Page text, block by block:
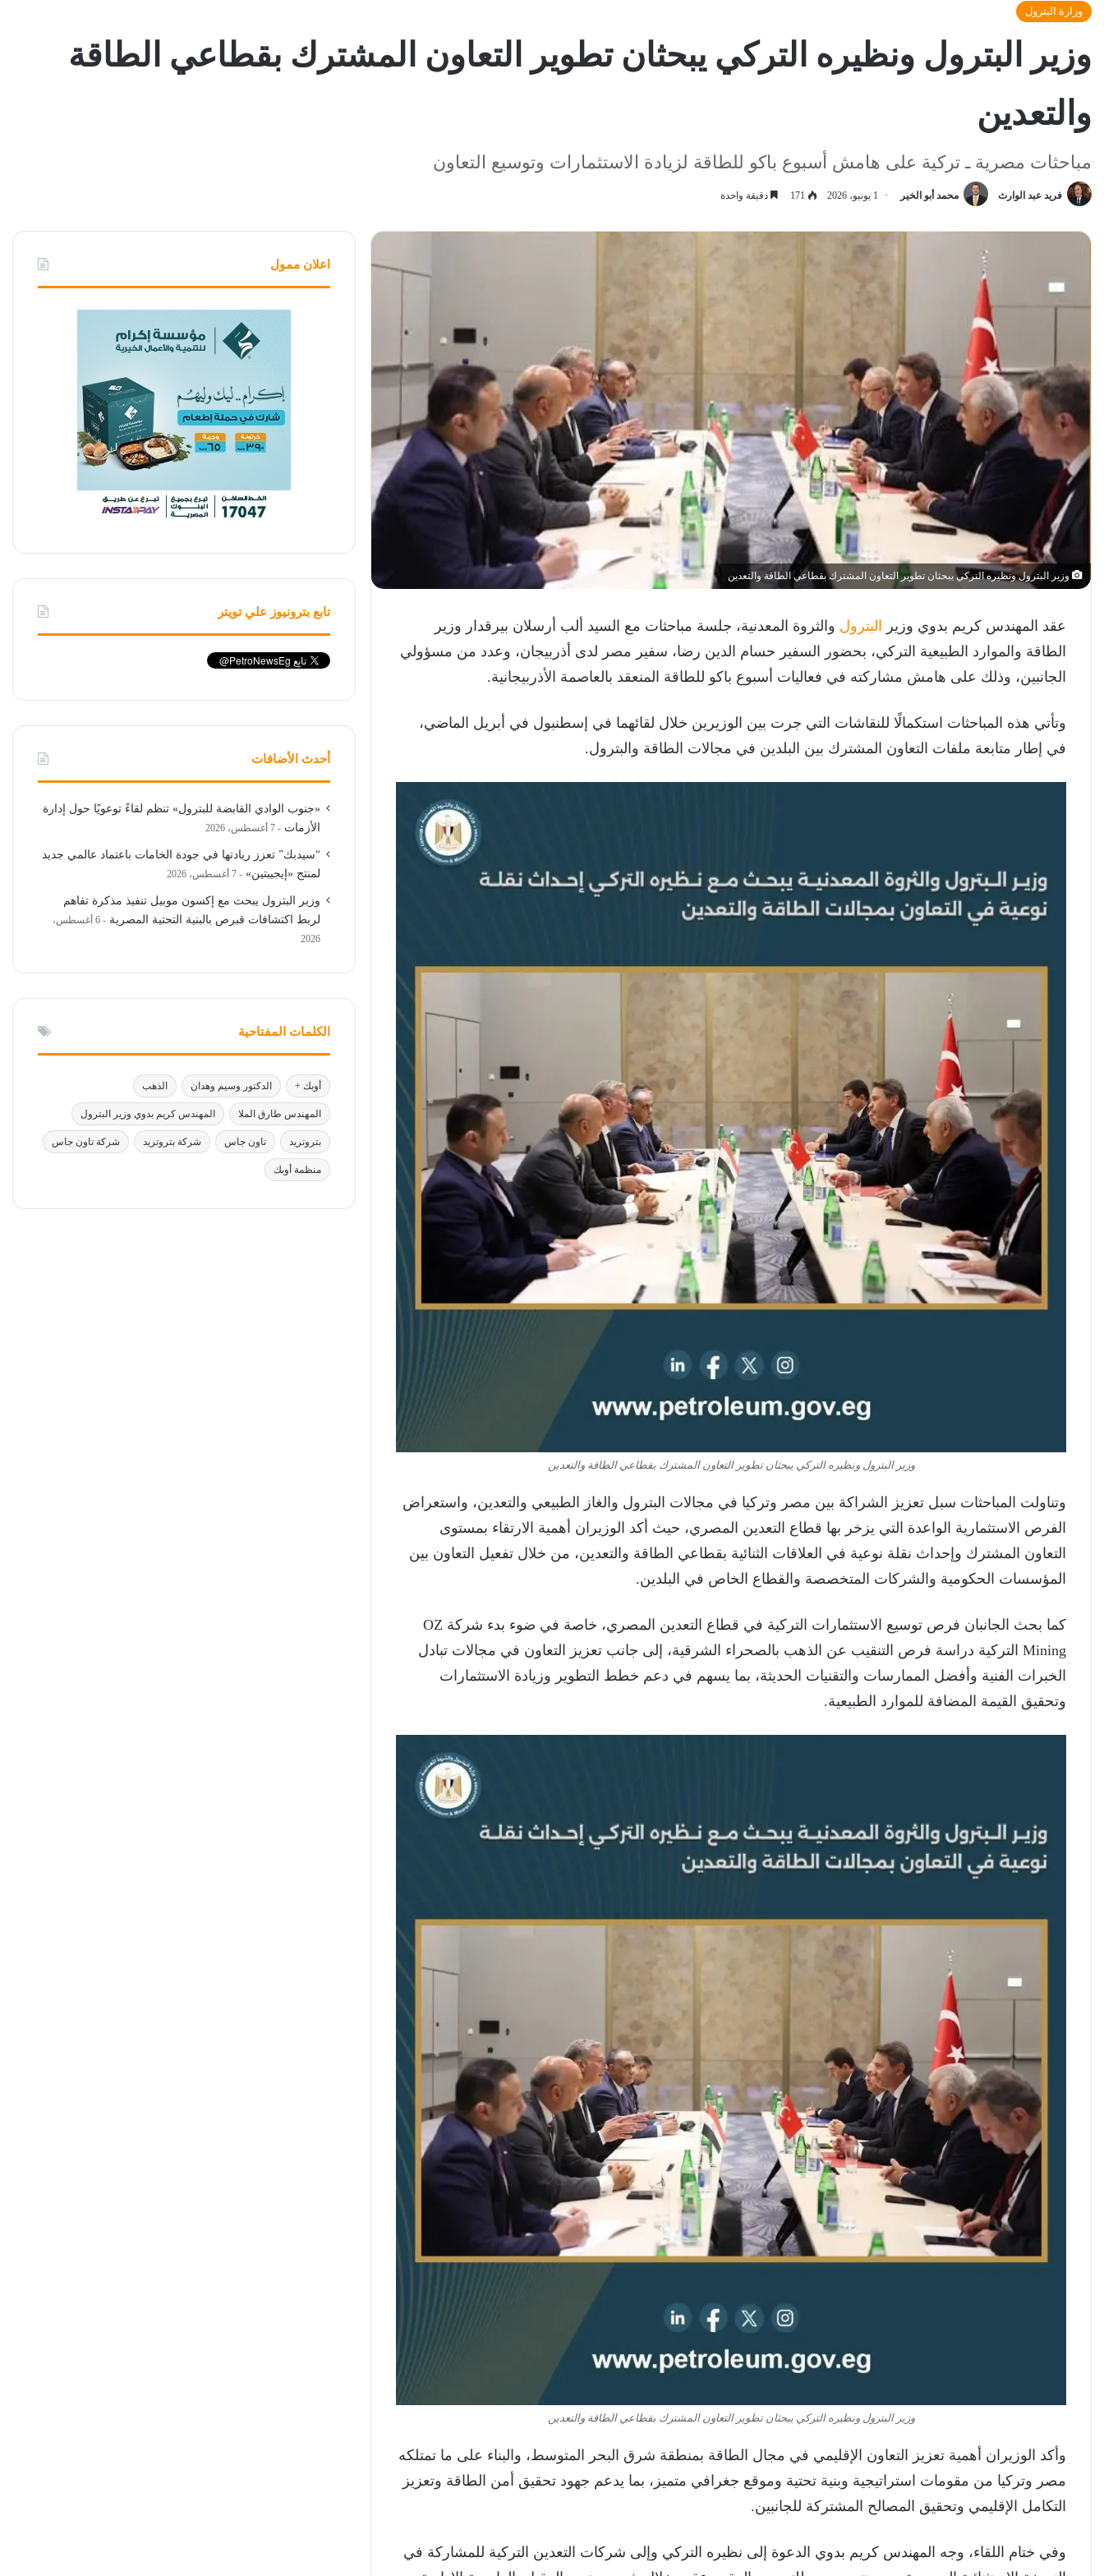
وزارة البترول
وزير البترول ونظيره التركي يبحثان تطوير التعاون المشترك بقطاعي الطاقة
والتعدين
مباحثات مصرية ـ تركية على هامش أسبوع باكو للطاقة لزيادة الاستثمارات وتوسيع التعاون
فريد عبد الوارث محمد أبو الخير 1 يونيو، 2026 171 دقيقة واحدة
وزير البترول ونظيره التركي يبحثان تطوير التعاون المشترك بقطاعي الطاقة والتعدين
عقد المهندس كريم بدوي وزير البترول والثروة المعدنية، جلسة مباحثات مع السيد ألب أرسلان بيرقدار وزير
الطاقة والموارد الطبيعية التركي، بحضور السفير حسام الدين رضا، سفير مصر لدى أذربيجان، وعدد من مسؤولي
الجانبين، وذلك على هامش مشاركته في فعاليات أسبوع باكو للطاقة المنعقد بالعاصمة الأذربيجانية.
وتأتي هذه المباحثات استكمالًا للنقاشات التي جرت بين الوزيرين خلال لقائهما في إسطنبول في أبريل الماضي،
في إطار متابعة ملفات التعاون المشترك بين البلدين في مجالات الطاقة والبترول.
وزير البترول ونظيره التركي يبحثان تطوير التعاون المشترك بقطاعي الطاقة والتعدين
وتناولت المباحثات سبل تعزيز الشراكة بين مصر وتركيا في مجالات البترول والغاز الطبيعي والتعدين، واستعراض
الفرص الاستثمارية الواعدة التي يزخر بها قطاع التعدين المصري، حيث أكد الوزيران أهمية الارتقاء بمستوى
التعاون المشترك وإحداث نقلة نوعية في العلاقات الثنائية بقطاعي الطاقة والتعدين، من خلال تفعيل التعاون بين
المؤسسات الحكومية والشركات المتخصصة والقطاع الخاص في البلدين.
كما بحث الجانبان فرص توسيع الاستثمارات التركية في قطاع التعدين المصري، خاصة في ضوء بدء شركة OZ
Mining التركية دراسة فرص التنقيب عن الذهب بالصحراء الشرقية، إلى جانب تعزيز التعاون في مجالات تبادل
الخبرات الفنية وأفضل الممارسات والتقنيات الحديثة، بما يسهم في دعم خطط التطوير وزيادة الاستثمارات
وتحقيق القيمة المضافة للموارد الطبيعية.
وزير البترول ونظيره التركي يبحثان تطوير التعاون المشترك بقطاعي الطاقة والتعدين
وأكد الوزيران أهمية تعزيز التعاون الإقليمي في مجال الطاقة بمنطقة شرق البحر المتوسط، والبناء على ما تمتلكه
مصر وتركيا من مقومات استراتيجية وبنية تحتية وموقع جغرافي متميز، بما يدعم جهود تحقيق أمن الطاقة وتعزيز
التكامل الإقليمي وتحقيق المصالح المشتركة للجانبين.
وفي ختام اللقاء، وجه المهندس كريم بدوي الدعوة إلى نظيره التركي وإلى شركات التعدين التركية للمشاركة في
اعلان ممول
تابع بترونيوز علي تويتر
أحدث الأضافات
«جنوب الوادي القابضة للبترول» تنظم لقاءً توعويًا حول إدارة
الأزمات
7 أغسطس، 2026
“سيدبك” تعزز ريادتها في جودة الخامات باعتماد عالمي جديد
لمنتج «إيجيبتين»
7 أغسطس، 2026
وزير البترول يبحث مع إكسون موبيل تنفيذ مذكرة تفاهم
لربط اكتشافات قبرص بالبنية التحتية المصرية
6 أغسطس،
2026
الكلمات المفتاحية
أوبك + الدكتور وسيم وهدان الذهب
المهندس طارق الملا المهندس كريم بدوي وزير البترول
بتروتريد تاون جاس شركة بتروتريد شركة تاون جاس
منظمة أوبك